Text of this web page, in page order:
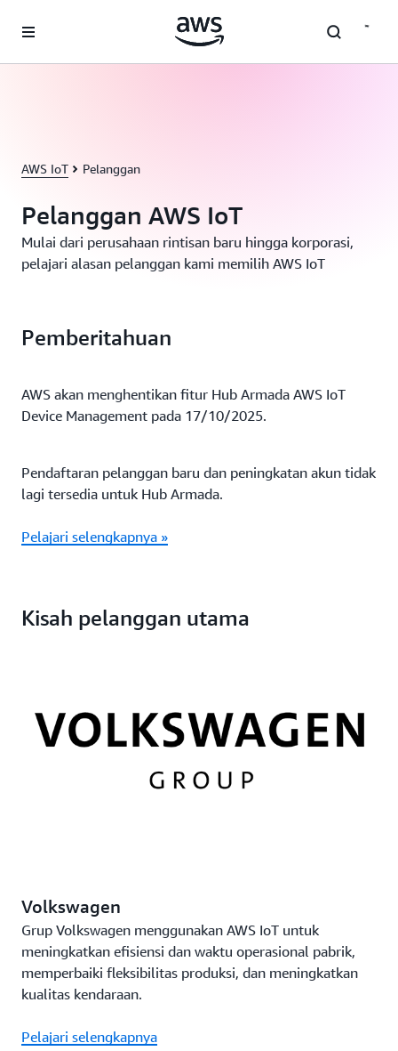
AWS IoT Pelanggan
Pelanggan AWS IoT
Mulai dari perusahaan rintisan baru hingga korporasi,
pelajari alasan pelanggan kami memilih AWS IoT
Pemberitahuan
AWS akan menghentikan fitur Hub Armada AWS IoT
Device Management pada 17/10/2025.
Pendaftaran pelanggan baru dan peningkatan akun tidak
lagi tersedia untuk Hub Armada.
Pelajari selengkapnya »
Kisah pelanggan utama
Volkswagen
Grup Volkswagen menggunakan AWS IoT untuk
meningkatkan efisiensi dan waktu operasional pabrik,
memperbaiki fleksibilitas produksi, dan meningkatkan
kualitas kendaraan.
Pelajari selengkapnya